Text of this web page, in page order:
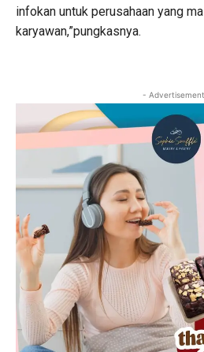
infokan untuk perusahaan yang
karyawan,”pungkasnya.
-